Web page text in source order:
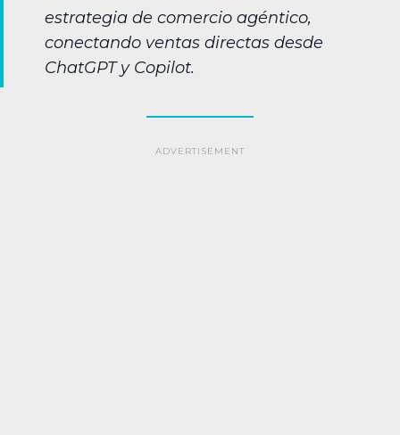
estrategia de comercio agéntico,
conectando ventas directas desde
ChatGPT y Copilot.